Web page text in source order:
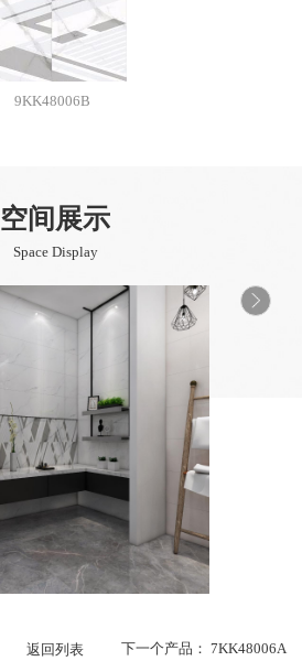
9KK48006B
空间展示
Space Display
返回列表 下一个产品： 7KK48006A